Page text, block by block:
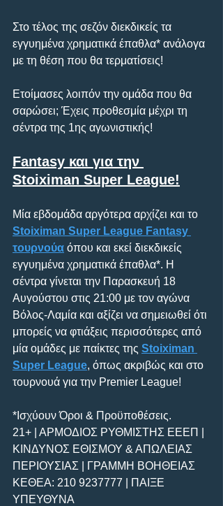
Στο τέλος της σεζόν διεκδικείς τα
εγγυημένα χρηματικά έπαθλα* ανάλογα
με τη θέση που θα τερματίσεις!
Ετοίμασες λοιπόν την ομάδα που θα
σαρώσει; Έχεις προθεσμία μέχρι τη
σέντρα της 1ης αγωνιστικής!
Fantasy και για την
Stoiximan Super League!
Μία εβδομάδα αργότερα αρχίζει και το
Stoiximan Super League Fantasy
τουρνούα όπου και εκεί διεκδικείς
εγγυημένα χρηματικά έπαθλα*. Η
σέντρα γίνεται την Παρασκευή 18
Αυγούστου στις 21:00 με τον αγώνα
Βόλος-Λαμία και αξίζει να σημειωθεί ότι
μπορείς να φτιάξεις περισσότερες από
μία ομάδες με παίκτες της Stoiximan
Super League, όπως ακριβώς και στο
τουρνουά για την Premier League!
*Ισχύουν Όροι & Προϋποθέσεις.
21+ | ΑΡΜΟΔΙΟΣ ΡΥΘΜΙΣΤΗΣ ΕΕΕΠ |
ΚΙΝΔΥΝΟΣ ΕΘΙΣΜΟΥ & ΑΠΩΛΕΙΑΣ
ΠΕΡΙΟΥΣΙΑΣ | ΓΡΑΜΜΗ ΒΟΗΘΕΙΑΣ
ΚΕΘΕΑ: 210 9237777 | ΠΑΙΞΕ
ΥΠΕΥΘΥΝΑ